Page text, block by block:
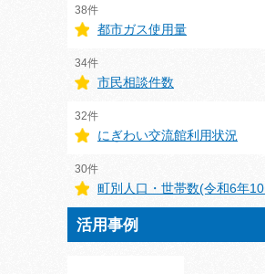
38件
都市ガス使用量
34件
市民相談件数
32件
にぎわい交流館利用状況
30件
町別人口・世帯数(令和6年
活用事例